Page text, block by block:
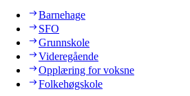
Barnehage
SFO
Grunnskole
Videregående
Opplæring for voksne
Folkehøgskole